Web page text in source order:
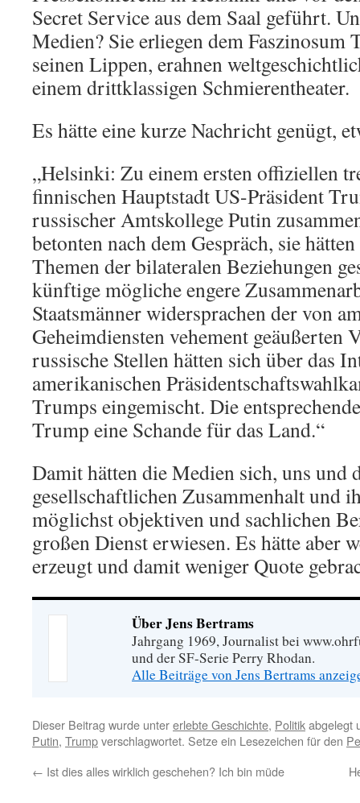
Secret Service aus dem Saal geführt.
Medien? Sie erliegen dem Faszinosum
seinen Lippen, erahnen
einem drittklassigen Schmierentheater.
Es hätte eine kurze Nachricht genügt,
„Helsinki: Zu einem ersten offiziellen
finnischen Hauptstadt US-Präsident
russischer Amtskollege Putin
betonten nach dem Gespräch, sie
Themen der bilateralen Beziehungen
künftige mögliche engere
Staatsmänner widersprachen der von
Geheimdiensten vehement geäußerten
russische Stellen hätten sich über das
amerikanischen
Trumps eingemischt. Die
Trump eine Schande für das Land.“
Damit hätten die Medien sich, uns und
gesellschaftlichen Zusammenhalt und
möglichst objektiven und sachlichen
großen Dienst erwiesen. Es hätte aber
erzeugt und damit weniger Quote
Über Jens Bertrams
Jahrgang 1969, Journalist bei
und der SF-Serie Perry Rhodan.
Alle Beiträge von Jens Bertrams
Dieser Beitrag wurde untererlebte Geschichte, Politikabgelegt
Putin, Trumpverschlagwortet. Setze ein Lesezeichen für den
← Ist dies alles wirklich geschehen? Ich bin müde